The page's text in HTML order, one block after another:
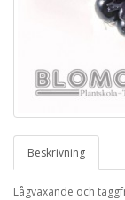
Beskrivning
Lågväxande och